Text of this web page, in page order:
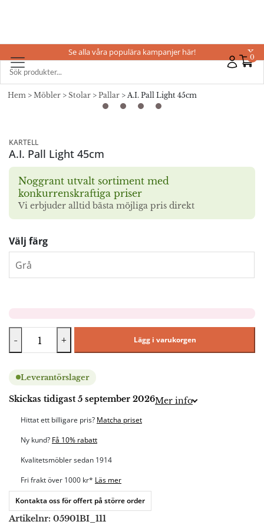
0
Se alla våra populära kampanjer här! X
Hem > Möbler > Stolar > Pallar > A.I. Pall Light 45cm
KARTELL
A.I. Pall Light 45cm
Noggrant utvalt sortiment med
konkurrenskraftiga priser
Vi erbjuder alltid bästa möjliga pris direkt
Välj färg
- + Lägg i varukorgen
Leverantörslager
Skickas tidigast 5 september 2026Mer info
Hittat ett billigare pris? Matcha priset
Ny kund? Få 10% rabatt
Kvalitetsmöbler sedan 1914
Fri frakt över 1000 kr* Läs mer
Kontakta oss för offert på större order
Artikelnr: 05901BI_111